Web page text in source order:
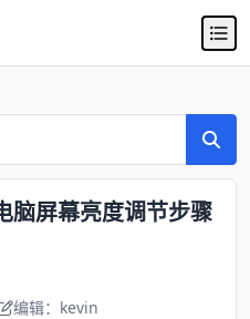
脑屏幕亮度调节步骤
编辑：kevin